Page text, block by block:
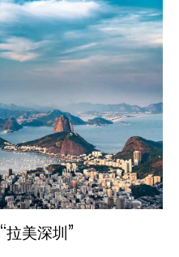
拉美深圳”